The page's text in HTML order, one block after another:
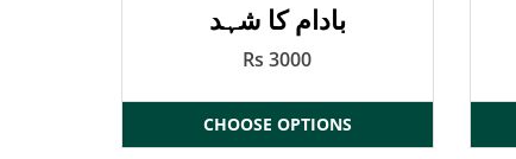
بادام کا شہد
Rs 3000
CHOOSE OPTIONS